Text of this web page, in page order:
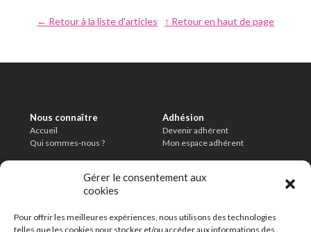
Gérer le consentement aux
cookies
Pour offrir les meilleures expériences, nous utilisons des technologies
telles que les cookies pour stocker et/ou accéder aux informations des
← Retour à la liste d'articles ↑ Retour en haut de page
Nous connaître
Accueil
Qui sommes-nous ?
Adhésion
Devenir adhérent
Mon espace adhérent
Mentions légales
Politique de confidentialité
Charte de modération
En savoir plus